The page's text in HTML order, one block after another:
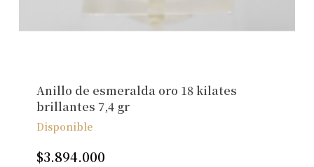
Anillo de esmeralda oro 18 kilates
brillantes 7,4 gr
Disponible
$3.894.000